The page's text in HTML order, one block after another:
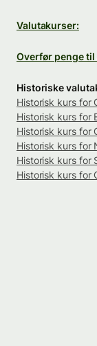
Valutakurser:
Overfør penge til
Historiske
Historisk kurs for
Historisk kurs for
Historisk kurs for
Historisk kurs for
Historisk kurs for
Historisk kurs for